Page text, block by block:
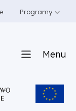
Programy
Menu